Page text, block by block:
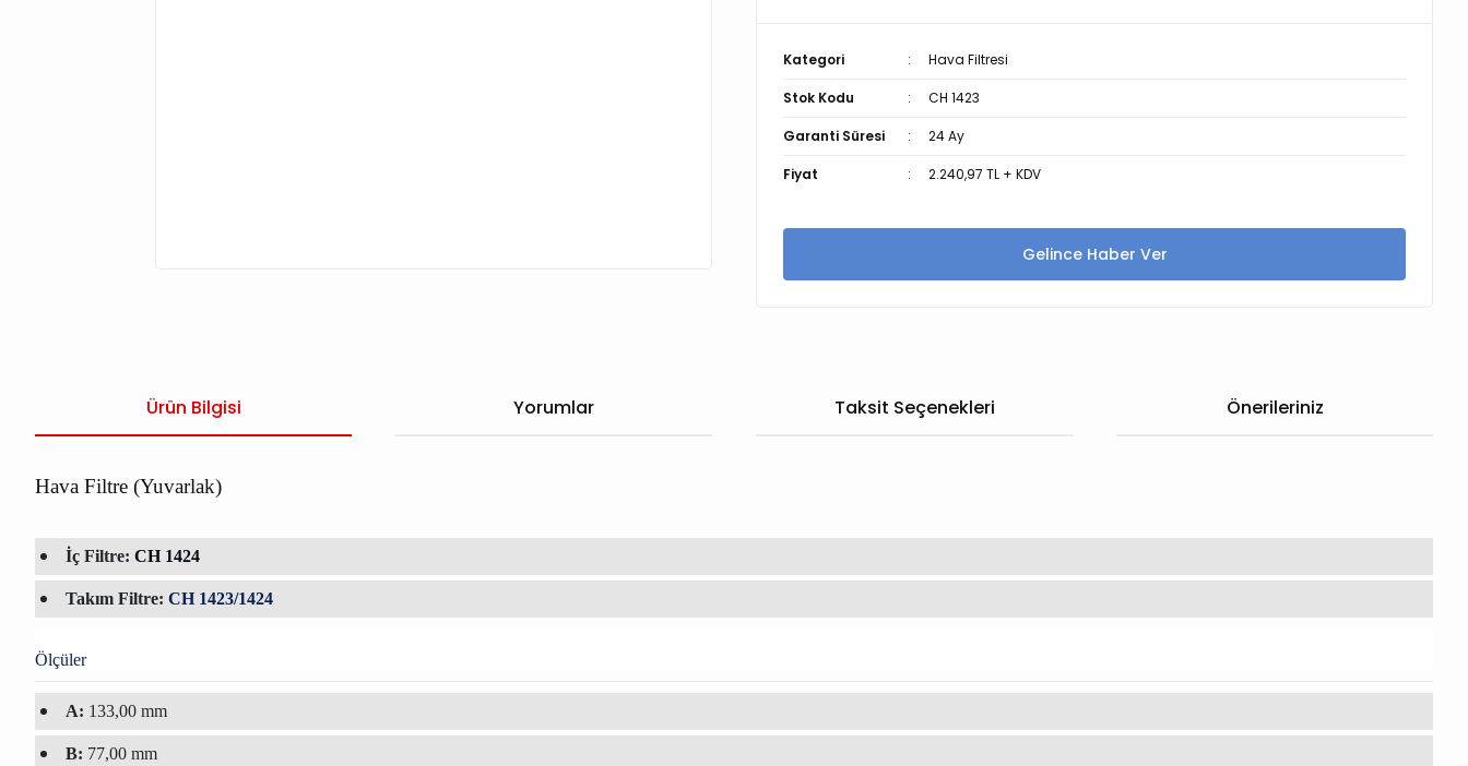
Kategori Hava Filtresi
Stok Kodu CH 1423
Garanti Süresi 24 Ay
Fiyat 2.240,97 TL + KDV
Gelince Haber Ver
Ürün Bilgisi Yorumlar Taksit Seçenekleri Önerileriniz
Hava Filtre (Yuvarlak)
İç Filtre: CH 1424
Takım Filtre: CH 1423/1424
Ölçüler
A: 133,00 mm
B: 77,00 mm